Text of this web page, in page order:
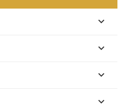



